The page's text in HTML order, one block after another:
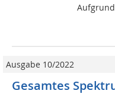
Ausgabe 10/2022
Gesamtes